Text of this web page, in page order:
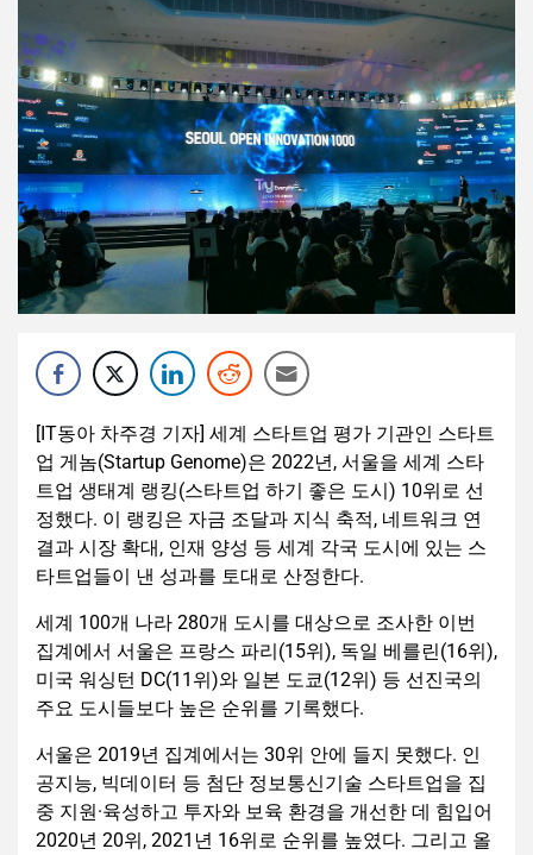
[IT동아 차주경 기자] 세계 스타트업 평가 기관인 스타트
업 게놈(Startup Genome)은 2022년, 서울을 세계 스타
트업 생태계 랭킹(스타트업 하기 좋은 도시) 10위로 선
정했다. 이 랭킹은 자금 조달과 지식 축적, 네트워크 연
결과 시장 확대, 인재 양성 등 세계 각국 도시에 있는 스
타트업들이 낸 성과를 토대로 산정한다.
세계 100개 나라 280개 도시를 대상으로 조사한 이번
집계에서 서울은 프랑스 파리(15위), 독일 베를린(16위),
미국 워싱턴 DC(11위)와 일본 도쿄(12위) 등 선진국의
주요 도시들보다 높은 순위를 기록했다.
서울은 2019년 집계에서는 30위 안에 들지 못했다. 인
공지능, 빅데이터 등 첨단 정보통신기술 스타트업을 집
중 지원·육성하고 투자와 보육 환경을 개선한 데 힘입어
2020년 20위, 2021년 16위로 순위를 높였다. 그리고 올